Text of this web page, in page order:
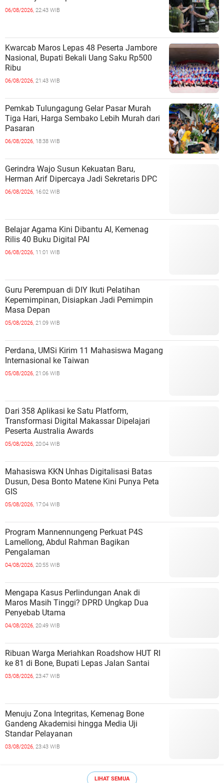
06/08/2026, 22:43 WIB
Kwarcab Maros Lepas 48 Peserta Jambore
Nasional, Bupati Bekali Uang Saku Rp500
Ribu
06/08/2026, 21:43 WIB
Pemkab Tulungagung Gelar Pasar Murah
Tiga Hari, Harga Sembako Lebih Murah dari
Pasaran
06/08/2026, 18:38 WIB
Gerindra Wajo Susun Kekuatan Baru,
Herman Arif Dipercaya Jadi Sekretaris DPC
06/08/2026, 16:02 WIB
Belajar Agama Kini Dibantu AI, Kemenag
Rilis 40 Buku Digital PAI
06/08/2026, 11:01 WIB
Guru Perempuan di DIY Ikuti Pelatihan
Kepemimpinan, Disiapkan Jadi Pemimpin
Masa Depan
05/08/2026, 21:09 WIB
Perdana, UMSi Kirim 11 Mahasiswa Magang
Internasional ke Taiwan
05/08/2026, 21:06 WIB
Dari 358 Aplikasi ke Satu Platform,
Transformasi Digital Makassar Dipelajari
Peserta Australia Awards
05/08/2026, 20:04 WIB
Mahasiswa KKN Unhas Digitalisasi Batas
Dusun, Desa Bonto Matene Kini Punya Peta
GIS
05/08/2026, 17:04 WIB
Program Mannennungeng Perkuat P4S
Lamellong, Abdul Rahman Bagikan
Pengalaman
04/08/2026, 20:55 WIB
Mengapa Kasus Perlindungan Anak di
Maros Masih Tinggi? DPRD Ungkap Dua
Penyebab Utama
04/08/2026, 20:49 WIB
Ribuan Warga Meriahkan Roadshow HUT RI
ke 81 di Bone, Bupati Lepas Jalan Santai
03/08/2026, 23:47 WIB
Menuju Zona Integritas, Kemenag Bone
Gandeng Akademisi hingga Media Uji
Standar Pelayanan
03/08/2026, 23:43 WIB
LIHAT SEMUA